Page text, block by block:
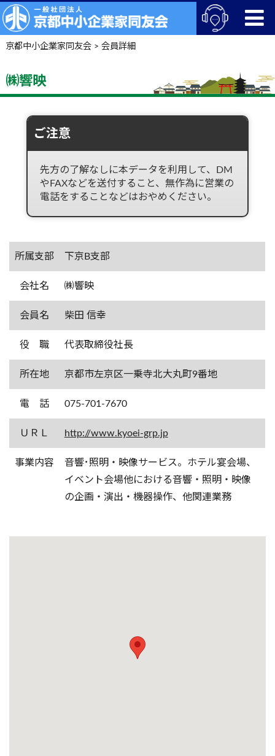
京都中小企業家同友会> 会員詳細
㈱響映
ご注意
先方の了解なしに本データを利用して、DM
やFAXなどを送付すること、無作為に営業の
電話をすることなどはおやめください。
所属支部 下京B支部
会社名 ㈱響映
会員名 柴田 信幸
役 職 代表取締役社長
所在地 京都市左京区一乗寺北大丸町9番地
電 話 075-701-7670
ＵＲＬ http://www.kyoei-grp.jp
事業内容
音響･照明・映像サービス。ホテル宴会場、
イベント会場他における音響・照明・映像
の企画・演出・機器操作、他関連業務